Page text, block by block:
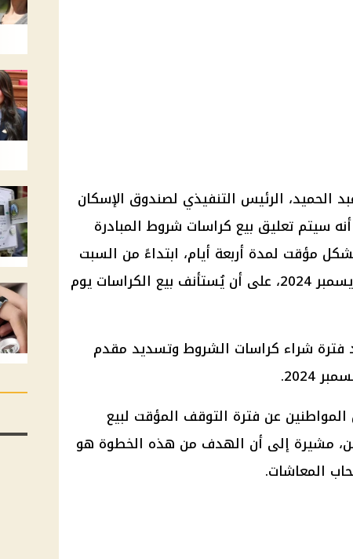
الحميد، الرئيس التنفيذي لصندوق الإسكان
سيتم تعليق بيع كراسات شروط المبادرة
مؤقت لمدة أربعة أيام، ابتداءً من السبت
30 نوفمبر 2024 وحتى الثلاثاء 3 ديسمبر 2024، على أن يُستأنف بيع الكراسات يوم
فترة شراء كراسات الشروط وتسديد مقدم
المواطنين عن فترة التوقف المؤقت لبيع
مشيرة إلى أن الهدف من هذه الخطوة هو
المعاشات.